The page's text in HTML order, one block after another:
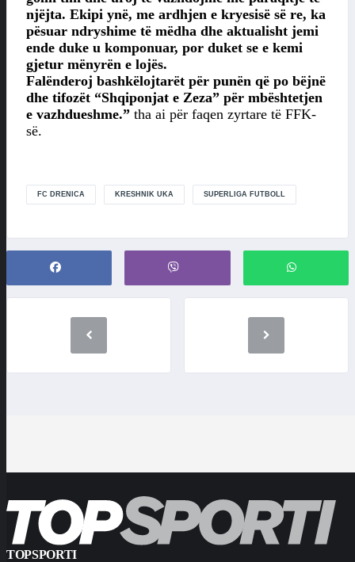
njëjta. Ekipi ynë, me ardhjen e kryesisë së re, ka
pësuar ndryshime të mëdha dhe aktualisht jemi
ende duke u komponuar, por duket se e kemi
gjetur mënyrën e lojës.
Falënderoj bashkëlojtarët për punën që po bëjnë
dhe tifozët “Shqiponjat e Zeza” për mbështetjen
e vazhdueshme.” tha ai për faqen zyrtare të FFK-
së.
FC DRENICA KRESHNIK UKA SUPERLIGA FUTBOLL
TOPSPORTI